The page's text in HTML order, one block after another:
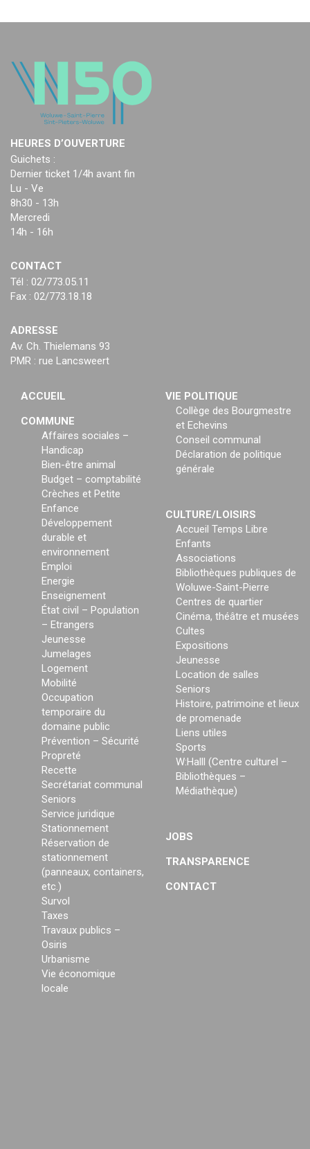
HEURES D’OUVERTURE
Guichets :
Dernier ticket 1/4h avant fin
Lu - Ve
8h30 - 13h
Mercredi
14h - 16h
CONTACT
Tél : 02/773.05.11
Fax : 02/773.18.18
ADRESSE
Av. Ch. Thielemans 93
PMR : rue Lancsweert
ACCUEIL
COMMUNE
Affaires sociales –
Handicap
Bien-être animal
Budget – comptabilité
Crèches et Petite
Enfance
Développement
durable et
environnement
Emploi
Energie
Enseignement
État civil – Population
– Etrangers
Jeunesse
Jumelages
Logement
Mobilité
Occupation
temporaire du
domaine public
Prévention – Sécurité
Propreté
Recette
Secrétariat communal
Seniors
Service juridique
Stationnement
Réservation de
stationnement
(panneaux, containers,
etc.)
Survol
Taxes
Travaux publics –
Osiris
Urbanisme
Vie économique
locale
VIE POLITIQUE
Collège des Bourgmestre
et Echevins
Conseil communal
Déclaration de politique
générale
CULTURE/LOISIRS
Accueil Temps Libre
Enfants
Associations
Bibliothèques publiques de
Woluwe-Saint-Pierre
Centres de quartier
Cinéma, théâtre et musées
Cultes
Expositions
Jeunesse
Location de salles
Seniors
Histoire, patrimoine et lieux
de promenade
Liens utiles
Sports
W:Halll (Centre culturel –
Bibliothèques –
Médiathèque)
JOBS
TRANSPARENCE
CONTACT